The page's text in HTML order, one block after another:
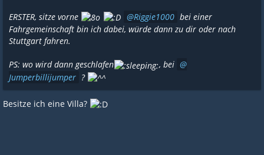
ERSTER, sitze vorne Riggie1000 bei einer
Fahrgemeinschaft bin ich dabei, würde dann zu dir oder nach
Stuttgart fahren.
PS: wo wird dann geschlafen
, bei
Jumperbillijumper ?
Besitze ich eine Villa?